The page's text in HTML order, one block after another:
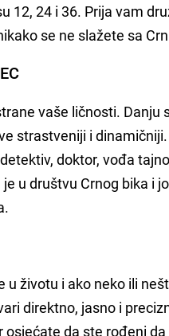
12, 24 i 36. Prija vam
se ne slažete sa
vaše ličnosti.
strastveniji i
doktor, vođa
u društvu Crnog bika i
u životu i ako neko ili
direktno, jasno i
osjećate da ste rođeni